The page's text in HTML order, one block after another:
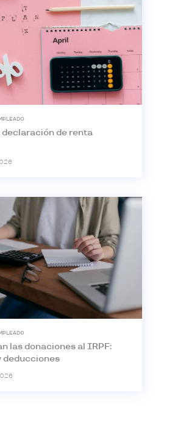
declaración de renta
las donaciones al IRPF:
deducciones